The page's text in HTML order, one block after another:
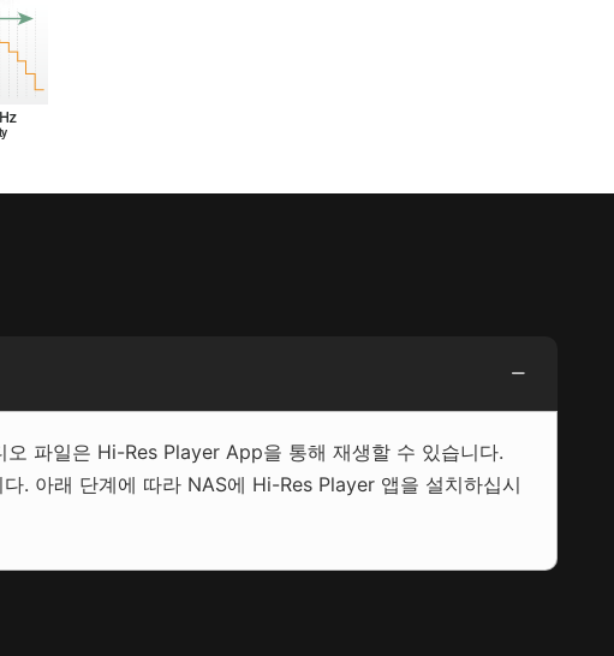
파일은 Hi-Res Player App을 통해 재생할 수 있습니다.
. 아래 단계에 따라 NAS에 Hi-Res Player 앱을 설치하십시